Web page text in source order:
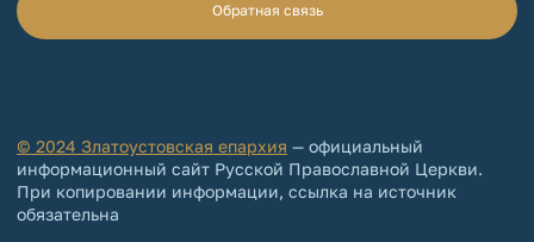
Обратная связь
© 2024 Златоустовская епархия — официальный
информационный сайт Русской Православной Церкви.
При копировании информации, ссылка на источник
обязательна